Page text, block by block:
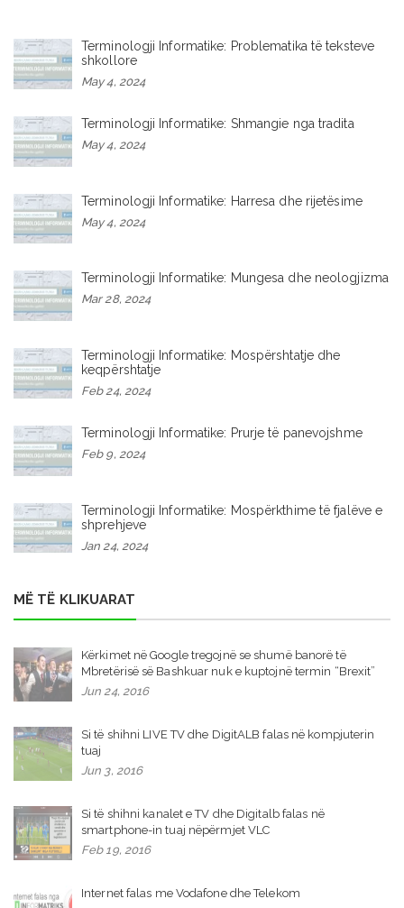
Terminologji Informatike: Problematika të teksteve
shkollore
May 4, 2024
Terminologji Informatike: Shmangie nga tradita
May 4, 2024
Terminologji Informatike: Harresa dhe rijetësime
May 4, 2024
Terminologji Informatike: Mungesa dhe neologjizma
Mar 28, 2024
Terminologji Informatike: Mospërshtatje dhe
keqpërshtatje
Feb 24, 2024
Terminologji Informatike: Prurje të panevojshme
Feb 9, 2024
Terminologji Informatike: Mospërkthime të fjalëve e
shprehjeve
Jan 24, 2024
MË TË KLIKUARAT
Kërkimet në Google tregojnë se shumë banorë të
Mbretërisë së Bashkuar nuk e kuptojnë termin “Brexit”
Jun 24, 2016
Si të shihni LIVE TV dhe DigitALB falas në kompjuterin
tuaj
Jun 3, 2016
Si të shihni kanalet e TV dhe Digitalb falas në
smartphone-in tuaj nëpërmjet VLC
Feb 19, 2016
Internet falas me Vodafone dhe Telekom